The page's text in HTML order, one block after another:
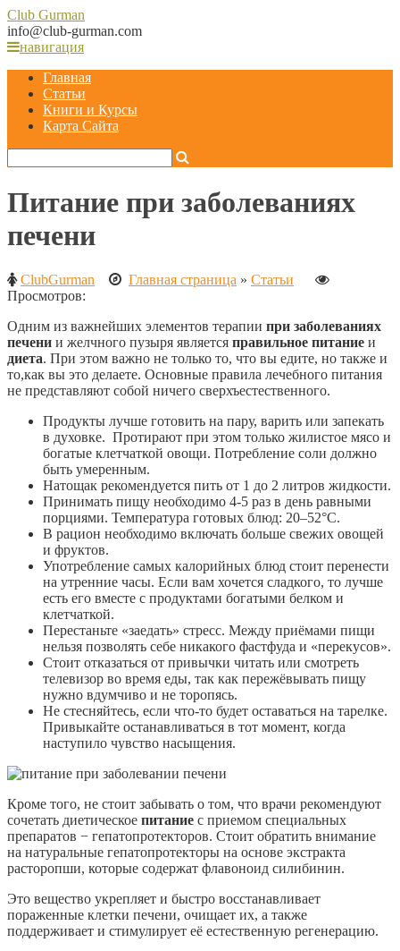
Club Gurman
info@club-gurman.com
навигация
Главная
Статьи
Книги и Курсы
Карта Сайта
Питание при заболеваниях
печени
ClubGurman Главная страница » Статьи
Просмотров:
Одним из важнейших элементов терапии при заболеваниях
печени и желчного пузыря является правильное питание и
диета. При этом важно не только то, что вы едите, но также и
то,как вы это делаете. Основные правила лечебного питания
не представляют собой ничего сверхъестественного.
Продукты лучше готовить на пару, варить или запекать
в духовке. Протирают при этом только жилистое мясо и
богатые клетчаткой овощи. Потребление соли должно
быть умеренным.
Натощак рекомендуется пить от 1 до 2 литров жидкости.
Принимать пищу необходимо 4-5 раз в день равными
порциями. Температура готовых блюд: 20–52°С.
В рацион необходимо включать больше свежих овощей
и фруктов.
Употребление самых калорийных блюд стоит перенести
на утренние часы. Если вам хочется сладкого, то лучше
есть его вместе с продуктами богатыми белком и
клетчаткой.
Перестаньте «заедать» стресс. Между приёмами пищи
нельзя позволять себе никакого фастфуда и «перекусов».
Стоит отказаться от привычки читать или смотреть
телевизор во время еды, так как пережёвывать пищу
нужно вдумчиво и не торопясь.
Не стесняйтесь, если что-то будет оставаться на тарелке.
Привыкайте останавливаться в тот момент, когда
наступило чувство насыщения.
Кроме того, не стоит забывать о том, что врачи рекомендуют
сочетать диетическое питание с приемом специальных
препаратов − гепатопротекторов. Стоит обратить внимание
на натуральные гепатопротекторы на основе экстракта
расторопши, которые содержат флавоноид силибинин.
Это вещество укрепляет и быстро восстанавливает
пораженные клетки печени, очищает их, а также
поддерживает и стимулирует её естественную регенерацию.